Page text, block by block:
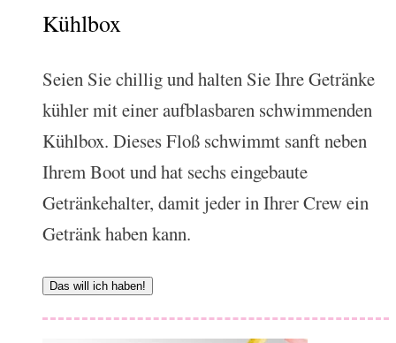
Kühlbox
Seien Sie chillig und halten Sie Ihre Getränke
kühler mit einer aufblasbaren schwimmenden
Kühlbox. Dieses Floß schwimmt sanft neben
Ihrem Boot und hat sechs eingebaute
Getränkehalter, damit jeder in Ihrer Crew ein
Getränk haben kann.
Das will ich haben!